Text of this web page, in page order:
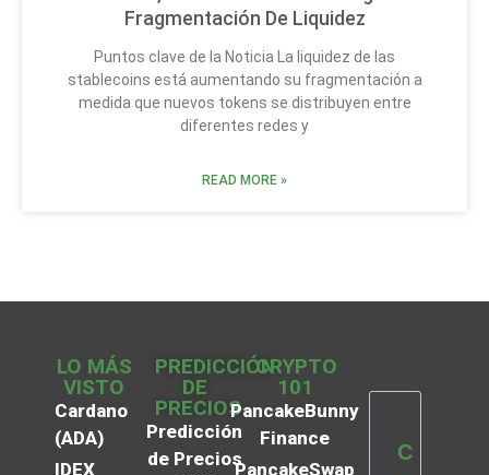
Fragmentación De Liquidez
Puntos clave de la Noticia La liquidez de las
stablecoins está aumentando su fragmentación a
medida que nuevos tokens se distribuyen entre
diferentes redes y
READ MORE »
LO MÁS
VISTO
Cardano
(ADA)
IDEX
PREDICCIÓN
DE
PRECIOS
Predicción
de Precios
CRYPTO
101
PancakeBunny
Finance
PancakeSwap
C